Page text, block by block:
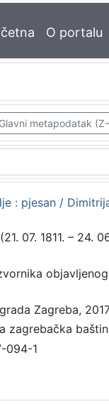
O portalu
Glavni metapodatak (Z-
: pjesan /
07. 1811. – 24.
objavljenog
Zagreba,
zagrebačka
094-1